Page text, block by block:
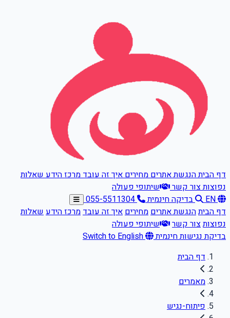
דף הביתהנגשת אתריםמחיריםאיך זה עובדמרכז הידעשאלות
נפוצותצור קשר
שיתופי פעולה
EN
בדיקה חינמית
055-5511304
דף הביתהנגשת אתריםמחיריםאיך זה עובדמרכז הידעשאלות
נפוצותצור קשר
שיתופי פעולה
בדיקת נגישות חינמית
Switch to English
דף הבית
מאמרים
פיתוח-נגיש